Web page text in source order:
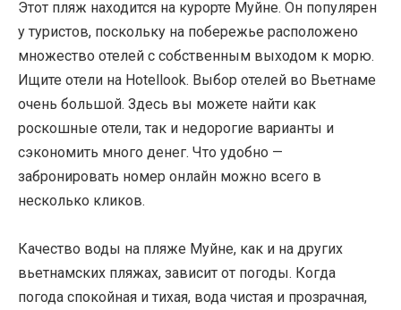
Этот пляж находится на курорте Муйне. Он популярен
у туристов, поскольку на побережье расположено
множество отелей с собственным выходом к морю.
Ищите отели на Hotellook. Выбор отелей во Вьетнаме
очень большой. Здесь вы можете найти как
роскошные отели, так и недорогие варианты и
сэкономить много денег. Что удобно —
забронировать номер онлайн можно всего в
несколько кликов.
Качество воды на пляже Муйне, как и на других
вьетнамских пляжах, зависит от погоды. Когда
погода спокойная и тихая, вода чистая и прозрачная,